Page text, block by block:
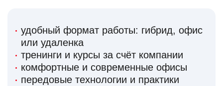
удобный формат работы: гибрид, офис
или удаленка
тренинги и курсы за счёт компании
комфортные и современные офисы
передовые технологии и практики